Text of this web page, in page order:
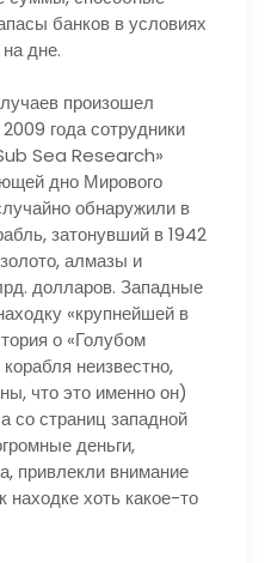
банков в условиях
дне.
произошел
года сотрудники
Sea Research»
дно Мирового
обнаружили в
затонувший в 1942
алмазы и
долларов. Западные
«крупнейшей в
о «Голубом
неизвестно,
что это именно он)
со страниц западной
деньги,
привлекли внимание
находке хоть какое-то